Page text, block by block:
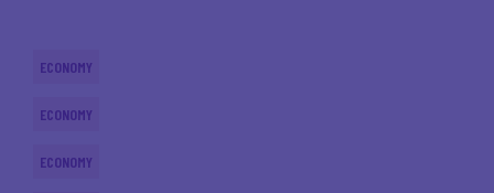
ECONOMY
ECONOMY
ECONOMY